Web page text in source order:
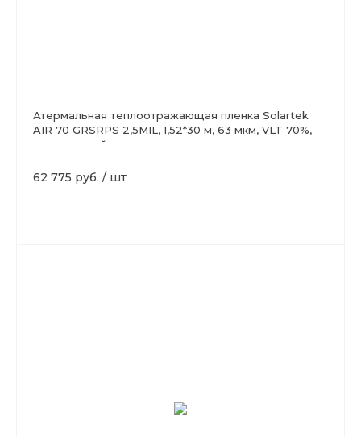
Атермальная теплоотражающая пленка Solartek
AIR 70 GRSRPS 2,5MIL, 1,52*30 м, 63 мкм, VLT 70%,
зеленоватый
62 775 руб. / шт